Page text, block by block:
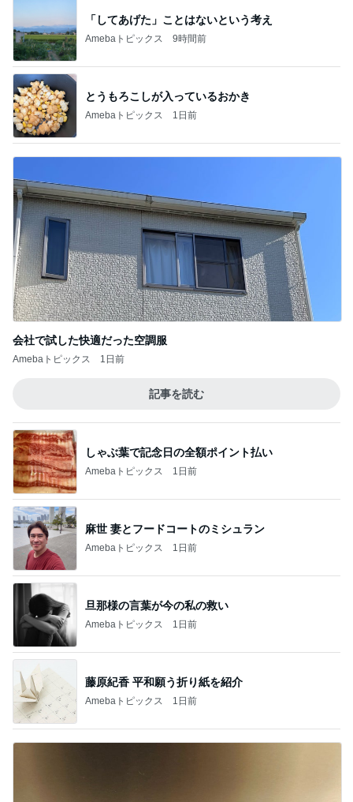
「してあげた」ことはないという考え
Amebaトピックス 9時間前
とうもろこしが入っているおかき
Amebaトピックス 1日前
会社で試した快適だった空調服
Amebaトピックス 1日前
記事を読む
しゃぶ葉で記念日の全額ポイント払い
Amebaトピックス 1日前
麻世 妻とフードコートのミシュラン
Amebaトピックス 1日前
旦那様の言葉が今の私の救い
Amebaトピックス 1日前
藤原紀香 平和願う折り紙を紹介
Amebaトピックス 1日前